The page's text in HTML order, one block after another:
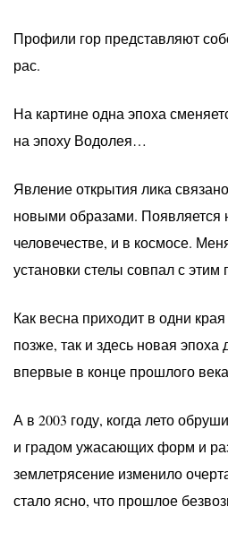
Профили гор представляют
рас.
На картине одна эпоха
на эпоху Водолея…
Явление открытия лика
новыми образами. Появляется
человечестве, и в космосе.
установки стелы совпал с этим
Как весна приходит в одни
позже, так и здесь новая эпоха
впервые в конце прошлого
А в 2003 году, когда лето
и градом ужасающих форм и
землетрясение изменило
стало ясно, что прошлое